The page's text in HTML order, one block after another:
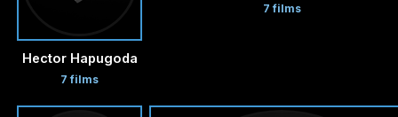
Hector Hapugoda
7 films
7 films